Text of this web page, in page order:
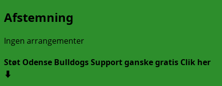
Afstemning
Ingen arrangementer
Støt Odense Bulldogs Support ganske gratis Clik her
⬇️